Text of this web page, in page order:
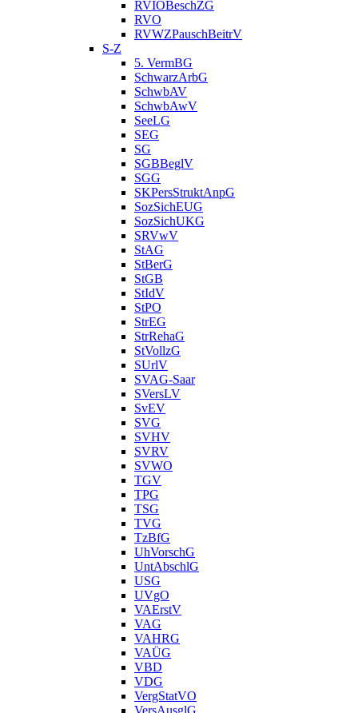
RVIOBeschZG
RVO
RVWZPauschBeitrV
S-Z
5. VermBG
SchwarzArbG
SchwbAV
SchwbAwV
SeeLG
SEG
SG
SGBBeglV
SGG
SKPersStruktAnpG
SozSichEUG
SozSichUKG
SRVwV
StAG
StBerG
StGB
StIdV
StPO
StrEG
StrRehaG
StVollzG
SUrlV
SVAG-Saar
SVersLV
SvEV
SVG
SVHV
SVRV
SVWO
TGV
TPG
TSG
TVG
TzBfG
UhVorschG
UntAbschlG
USG
UVgO
VAErstV
VAG
VAHRG
VAÜG
VBD
VDG
VergStatVO
VersAusglG